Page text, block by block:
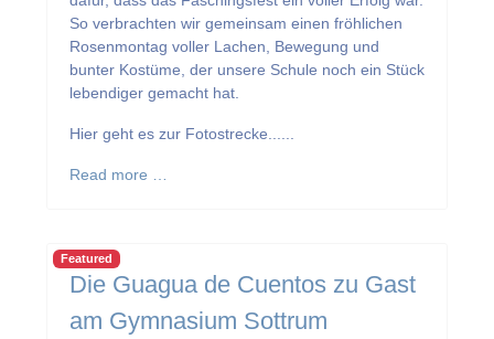
So verbrachten wir gemeinsam einen fröhlichen
Rosenmontag voller Lachen, Bewegung und
bunter Kostüme, der unsere Schule noch ein Stück
lebendiger gemacht hat.
Hier geht es zur Fotostrecke......
Read more …
Featured
Die Guagua de Cuentos zu Gast
am Gymnasium Sottrum